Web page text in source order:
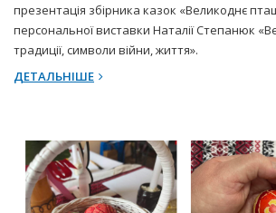
презентація збірника казок «Великоднє
персональної виставки Наталії Степанюк
традиції, символи війни, життя».
ДЕТАЛЬНІШЕ